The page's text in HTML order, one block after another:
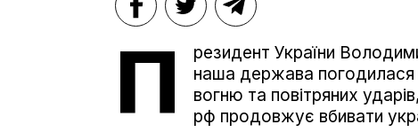
П
резидент України
наша держава погодилася
вогню та повітряних
рф продовжує вбивати